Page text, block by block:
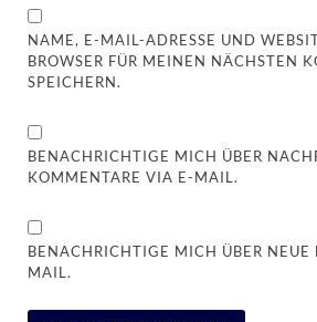
NAME, E-MAIL-ADRESSE UND
BROWSER FÜR MEINEN NÄCHSTEN
SPEICHERN.
BENACHRICHTIGE MICH ÜBER
KOMMENTARE VIA E-MAIL.
BENACHRICHTIGE MICH ÜBER NEUE
MAIL.